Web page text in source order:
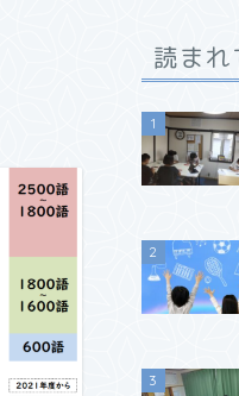
読まれ
1
2
3